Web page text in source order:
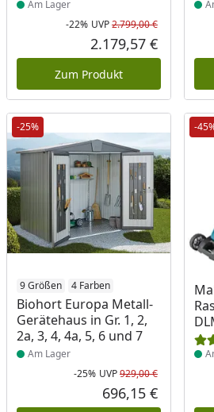
Am Lager
Rabatt in
-22% UVP2.799,00 €
Aktueller
2.179,57 €
Zum Produkt
-25%
9 Größen 4 Farben
Biohort Europa Metall-
Gerätehaus in Gr. 1, 2,
2a, 3, 4, 4a, 5, 6 und 7
Produkt am Lager
Am Lager
Rabatt in
-25% UVP929,00 €
Aktueller
696,15 €
-